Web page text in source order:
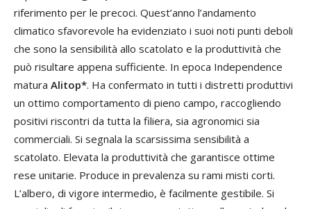
riferimento per le precoci. Quest’anno l’andamento
climatico sfavorevole ha evidenziato i suoi noti punti deboli
che sono la sensibilità allo scatolato e la produttività che
può risultare appena sufficiente. In epoca Independence
matura Alitop*. Ha confermato in tutti i distretti produttivi
un ottimo comportamento di pieno campo, raccogliendo
positivi riscontri da tutta la filiera, sia agronomici sia
commerciali. Si segnala la scarsissima sensibilità a
scatolato. Elevata la produttività che garantisce ottime
rese unitarie. Produce in prevalenza su rami misti corti.
L’albero, di vigore intermedio, è facilmente gestibile. Si